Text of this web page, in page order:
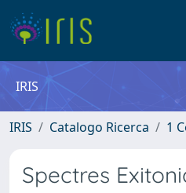
IRIS
IRIS Catalogo Ricerca 1
Spectres